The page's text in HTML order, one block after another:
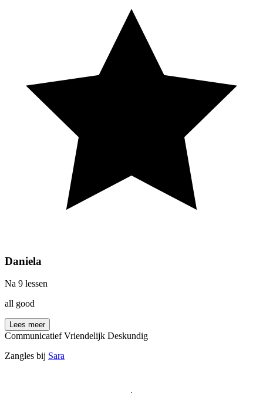
Daniela
Na 9 lessen
all good
Lees meer
CommunicatiefVriendelijk Deskundig
Zangles bij Sara